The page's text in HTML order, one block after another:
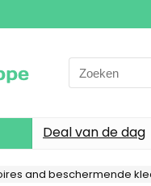
Search
for:
Deal van de dag
and beschermende